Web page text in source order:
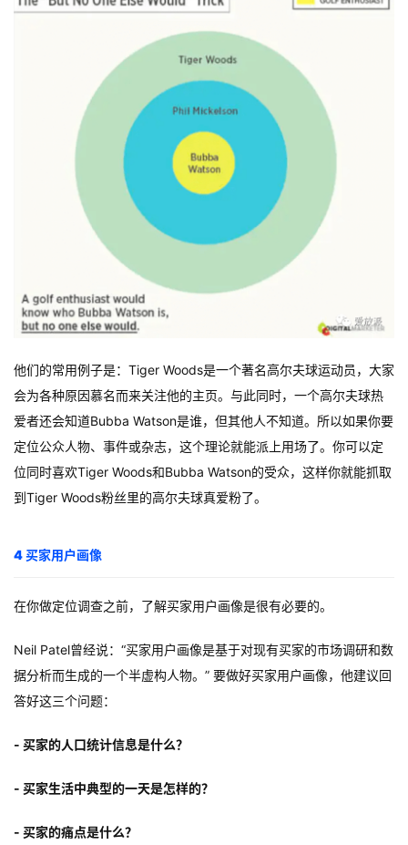
他们的常用例子是：Tiger Woods是一个著名高尔夫球运动员，大家
会为各种原因慕名而来关注他的主页。与此同时，一个高尔夫球热
爱者还会知道Bubba Watson是谁，但其他人不知道。所以如果你要
定位公众人物、事件或杂志，这个理论就能派上用场了。你可以定
位同时喜欢Tiger Woods和Bubba Watson的受众，这样你就能抓取
到Tiger Woods粉丝里的高尔夫球真爱粉了。
4 买家用户画像
在你做定位调查之前，了解买家用户画像是很有必要的。
Neil Patel曾经说：“买家用户画像是基于对现有买家的市场调研和数
据分析而生成的一个半虚构人物。” 要做好买家用户画像，他建议回
答好这三个问题：
- 买家的人口统计信息是什么？
- 买家生活中典型的一天是怎样的？
- 买家的痛点是什么？